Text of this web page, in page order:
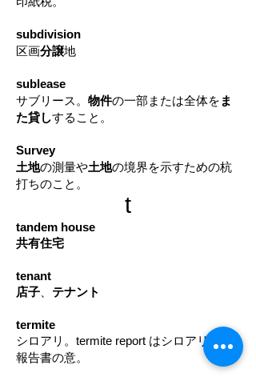
subdivision
区画分譲地
sublease
サブリース。 物件の一部または全体を ま
た貸しすること。
Survey
土地の測量や土地の境界を示すための杭
打ちのこと。
t
tandem house
共有住宅
tenant
店子
テナント
termite
シロアリ。termite report はシロアリ検査
報告書の意。